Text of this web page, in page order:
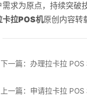
需求为原点，持续突破
卡拉POS机原创内容转
下一篇：办理拉卡拉
上一篇：申请拉卡拉